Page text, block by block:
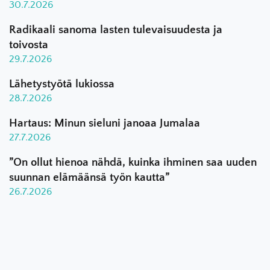
30.7.2026
Radikaali sanoma lasten tulevaisuudesta ja
toivosta
29.7.2026
Lähetystyötä lukiossa
28.7.2026
Hartaus: Minun sieluni janoaa Jumalaa
27.7.2026
”On ollut hienoa nähdä, kuinka ihminen saa uuden
suunnan elämäänsä työn kautta”
26.7.2026